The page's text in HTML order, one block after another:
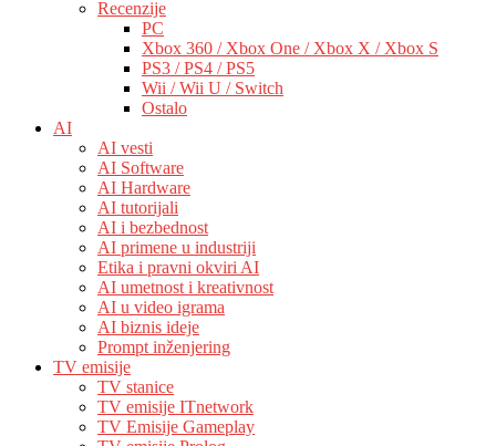
Recenzije
PC
Xbox 360 / Xbox One / Xbox X / Xbox S
PS3 / PS4 / PS5
Wii / Wii U / Switch
Ostalo
AI
AI vesti
AI Software
AI Hardware
AI tutorijali
AI i bezbednost
AI primene u industriji
Etika i pravni okviri AI
AI umetnost i kreativnost
AI u video igrama
AI biznis ideje
Prompt inženjering
TV emisije
TV stanice
TV emisije ITnetwork
TV Emisije Gameplay